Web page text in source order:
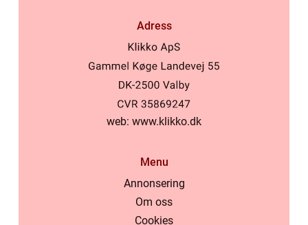
Adress
web: www.klikko.dk
Menu
Annonsering
Om oss
Cookies